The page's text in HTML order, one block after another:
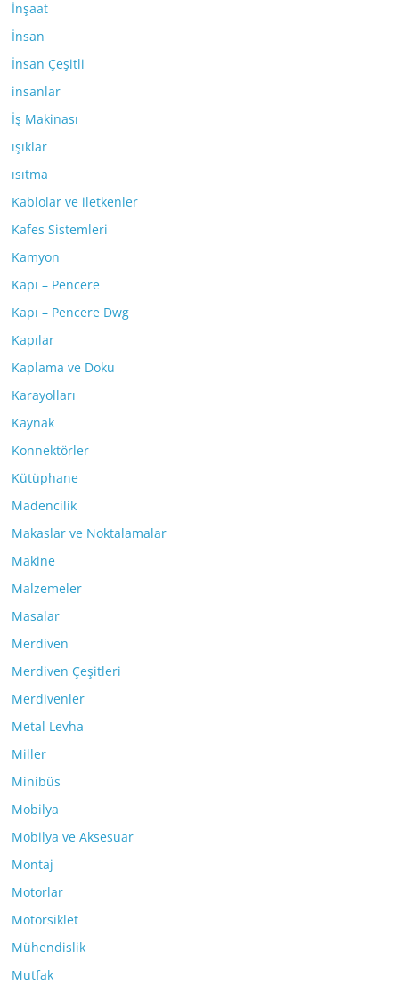
İnşaat
İnsan
İnsan Çeşitli
insanlar
İş Makinası
ışıklar
ısıtma
Kablolar ve iletkenler
Kafes Sistemleri
Kamyon
Kapı – Pencere
Kapı – Pencere Dwg
Kapılar
Kaplama ve Doku
Karayolları
Kaynak
Konnektörler
Kütüphane
Madencilik
Makaslar ve Noktalamalar
Makine
Malzemeler
Masalar
Merdiven
Merdiven Çeşitleri
Merdivenler
Metal Levha
Miller
Minibüs
Mobilya
Mobilya ve Aksesuar
Montaj
Motorlar
Motorsiklet
Mühendislik
Mutfak